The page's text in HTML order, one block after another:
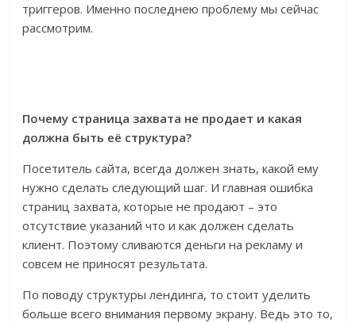
триггеров. Именно последнею проблему мы сейчас
рассмотрим.
Почему страница захвата не продает и какая
должна быть её структура?
Посетитель сайта, всегда должен знать, какой ему
нужно сделать следующий шаг. И главная ошибка
страниц захвата, которые не продают – это
отсутствие указаний что и как должен сделать
клиент. Поэтому сливаются деньги на рекламу и
совсем не приносят результата.
По поводу структуры лендинга, то стоит уделить
больше всего внимания первому экрану. Ведь это то,